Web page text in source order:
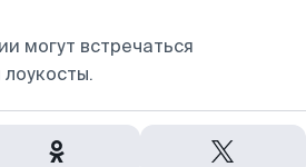
могут встречаться